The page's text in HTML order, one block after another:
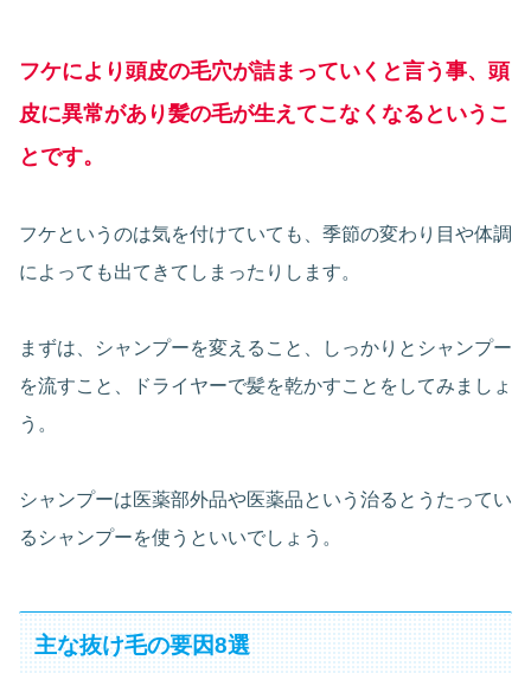
フケにより頭皮の毛穴が詰まっていくと言う事、頭
皮に異常があり髪の毛が生えてこなくなるというこ
とです。
フケというのは気を付けていても、季節の変わり目や体調
によっても出てきてしまったりします。
まずは、シャンプーを変えること、しっかりとシャンプー
を流すこと、ドライヤーで髪を乾かすことをしてみましょ
う。
シャンプーは医薬部外品や医薬品という治るとうたってい
るシャンプーを使うといいでしょう。
主な抜け毛の要因8選